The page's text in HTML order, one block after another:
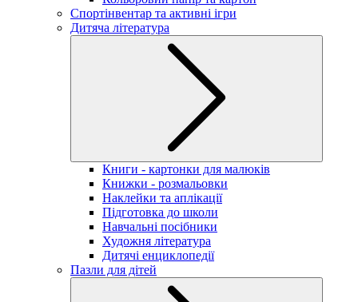
Спортінвентар та активні ігри
Дитяча література
Книги - картонки для малюків
Книжки - розмальовки
Наклейки та аплікації
Підготовка до школи
Навчальні посібники
Художня література
Дитячі енциклопедії
Пазли для дітей